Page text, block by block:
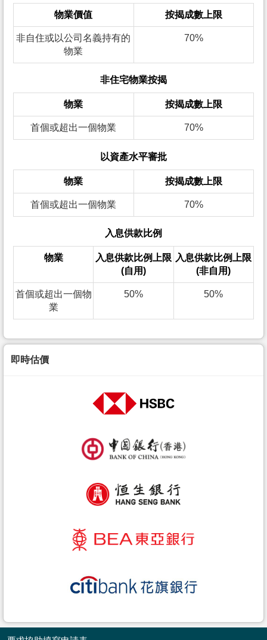
物業價值 按揭成數上限
非自住或以公司名義持有的
物業
70%
非住宅物業按揭
物業 按揭成數上限
首個或超出一個物業 70%
以資產水平審批
物業 按揭成數上限
首個或超出一個物業 70%
入息供款比例
物業
入息供款比例上限
(自用)
入息供款比例上限
(非自用)
首個或超出一個物
業
50% 50%
即時估價